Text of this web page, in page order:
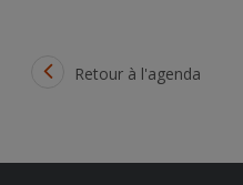
Retour à l'agenda